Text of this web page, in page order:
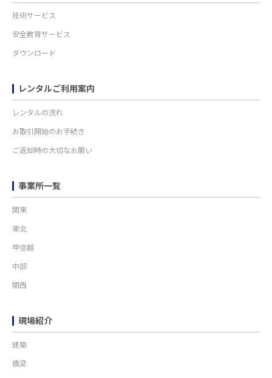
技術サービス
安全教育サービス
ダウンロード
レンタルご利用案内
レンタルの流れ
お取引開始のお手続き
ご返却時の大切なお願い
事業所一覧
関東
東北
甲信越
中部
関西
現場紹介
建築
橋梁